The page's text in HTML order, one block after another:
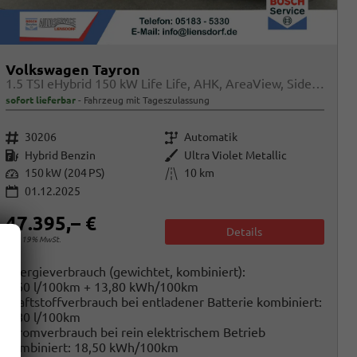
Volkswagen Tayron
1.5 TSI eHybrid 150 kW Life Life, AHK, AreaView, Side, Navi, Winter, 5-J. Garantie
sofort lieferbar Fahrzeug mit Tageszulassung
Fahrzeugnr. 30206 Getriebe Automatik
Kraftstoff Hybrid Benzin Außenfarbe Ultra Violet Metallic
Leistung 150 kW (204 PS) Kilometerstand
10 km
01.12.2025
47.395,– €
incl. 19% MwSt.
Details
Energieverbrauch (gewichtet, kombiniert):
1,60 l/100km + 13,80 kWh/100km
Kraftstoffverbrauch bei entladener Batterie kombiniert:
5,80 l/100km
Stromverbrauch bei rein elektrischem Betrieb
kombiniert: 18,50 kWh/100km